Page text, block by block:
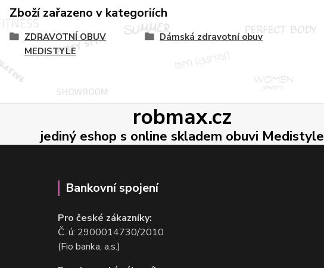
Zboží zařazeno v kategoriích
ZDRAVOTNÍ OBUV
MEDISTYLE
Dámská zdravotní obuv
robmax.cz
jediný eshop s online skladem obuvi Medistyle
Bankovní spojení
Pro české zákazníky:
Č. ú: 2900014730/2010
(Fio banka, a.s.)